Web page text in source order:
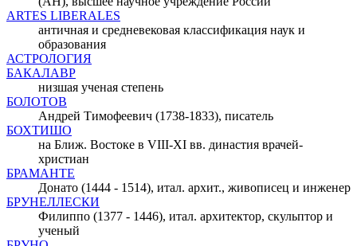
ARTES LIBERALES
античная и средневековая классификация наук и
образования
АСТРОЛОГИЯ
БАКАЛАВР
низшая ученая степень
БОЛОТОВ
Андрей Тимофеевич (1738-1833), писатель
БОХТИШО
на Ближ. Востоке в VIII-XI вв. династия врачей-
христиан
БРАМАНТЕ
Донато (1444 - 1514), итал. архит., живописец и инженер
БРУНЕЛЛЕСКИ
Филиппо (1377 - 1446), итал. архитектор, скульптор и
ученый